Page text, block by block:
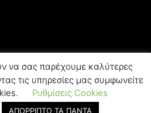
να σας παρέχουμε καλύτερες
τις υπηρεσίες μας συμφωνείτε
Ρυθμίσεις Cookies
ΑΠΟΡΡΙΠΤΩ ΤΑ ΠΑΝΤΑ